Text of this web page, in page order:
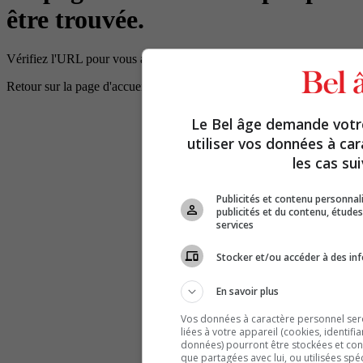
être trouvée.
Vérifiez l'URL pour vous assurer que le chemin d'accès est correct.
Retour sur la page d'accueil
Le Bel âge demande
utiliser vos données à
les cas
Publicités et contenu
publicités et du contenu,
services
Stocker et/ou accéder à des
En savoir plus
Vos données à caractère personnel
liées à votre appareil (cookies,
données) pourront être stockées et
que partagées avec lui, ou utilisées